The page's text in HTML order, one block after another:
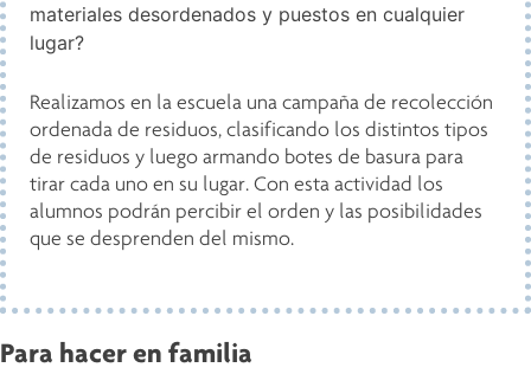
materiales desordenados y puestos en cualquier
lugar?
Realizamos en la escuela una campaña de recolección
ordenada de residuos, clasificando los distintos tipos
de residuos y luego armando botes de basura para
tirar cada uno en su lugar. Con esta actividad los
alumnos podrán percibir el orden y las posibilidades
que se desprenden del mismo.
Para hacer en familia